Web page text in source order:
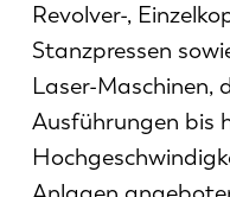
Revolver-,
Stanzpressen
Laser-Maschinen,
Ausführungen bis
SOFTWARE
KUNDENDIENST
Über LVD